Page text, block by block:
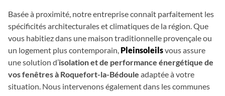
Basée à proximité, notre entreprise connaît parfaitement les
spécificités architecturales et climatiques de la région. Que
vous habitiez dans une maison traditionnelle provençale ou
un logement plus contemporain, Pleinsoleilsvous assure
une solution d’isolation et de performance énergétique de
vos fenêtres à Roquefort-la-Bédoule adaptée à votre
situation. Nous intervenons également dans les communes